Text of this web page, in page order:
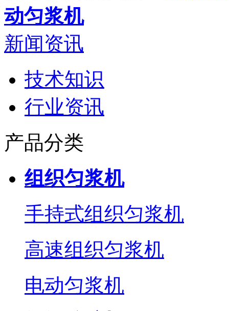
动匀浆机
新闻资讯
技术知识
行业资讯
产品分类
组织匀浆机
手持式组织匀浆机
高速组织匀浆机
电动匀浆机